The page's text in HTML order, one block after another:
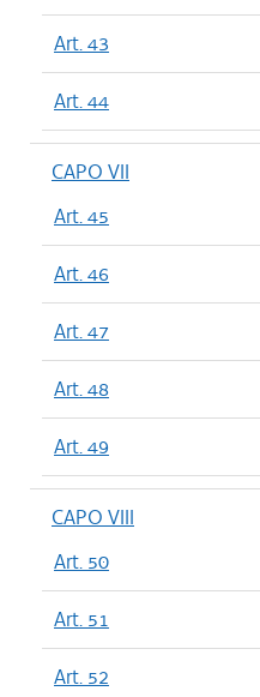
Art. 43
Art. 44
CAPO VII
Art. 45
Art. 46
Art. 47
Art. 48
Art. 49
CAPO VIII
Art. 50
Art. 51
Art. 52